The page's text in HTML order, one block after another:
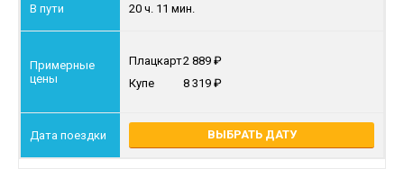
20 ч. 11 мин.
Плацкарт2 889
Купе
8 319
ВЫБРАТЬ ДАТУ